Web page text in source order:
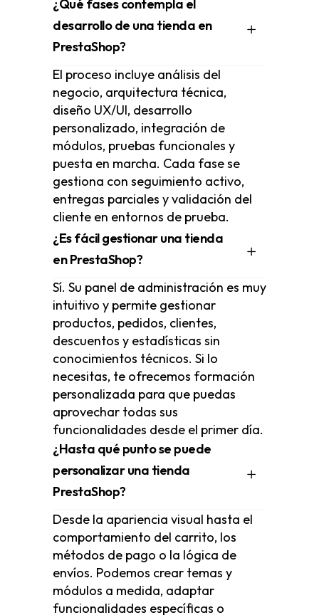
¿Qué fases contempla el
desarrollo de una tienda en
PrestaShop?
El proceso incluye análisis del
negocio, arquitectura técnica,
diseño UX/UI, desarrollo
personalizado, integración de
módulos, pruebas funcionales y
puesta en marcha. Cada fase se
gestiona con seguimiento activo,
entregas parciales y validación del
cliente en entornos de prueba.
¿Es fácil gestionar una tienda
en PrestaShop?
Sí. Su panel de administración es muy
intuitivo y permite gestionar
productos, pedidos, clientes,
descuentos y estadísticas sin
conocimientos técnicos. Si lo
necesitas, te ofrecemos formación
personalizada para que puedas
aprovechar todas sus
funcionalidades desde el primer día.
¿Hasta qué punto se puede
personalizar una tienda
PrestaShop?
Desde la apariencia visual hasta el
comportamiento del carrito, los
métodos de pago o la lógica de
envíos. Podemos crear temas y
módulos a medida, adaptar
funcionalidades específicas o